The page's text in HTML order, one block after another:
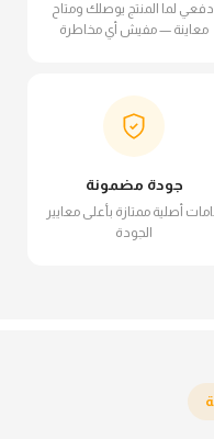
ادفعي لما المنتج يوصلك ومتاح
معاينة — مفيش أي مخاطرة
جودة مضمونة
أصلية ممتازة بأعلى معايير
الجودة